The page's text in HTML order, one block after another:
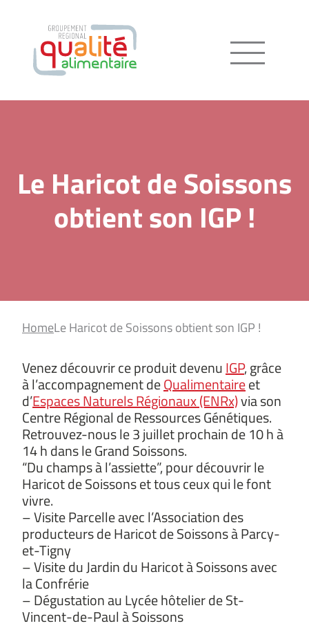
Menu
Le Haricot de Soissons
obtient son IGP !
HomeLe Haricot de Soissons obtient son IGP !
Venez découvrir ce produit devenuIGP, grâce
à l’accompagnement deQualimentaireet
d’Espaces Naturels Régionaux (ENRx)via son
Centre Régional de Ressources Génétiques.
Retrouvez-nous le 3 juillet prochain de 10 h à
14 h dans le Grand Soissons.
“Du champs à l’assiette”, pour découvrir le
Haricot de Soissons et tous ceux qui le font
vivre.
– Visite Parcelle avec l’Association des
producteurs de Haricot de Soissons à Parcy-
et-Tigny
– Visite du Jardin du Haricot à Soissons avec
la Confrérie
– Dégustation au Lycée hôtelier de St-
Vincent-de-Paul à Soissons